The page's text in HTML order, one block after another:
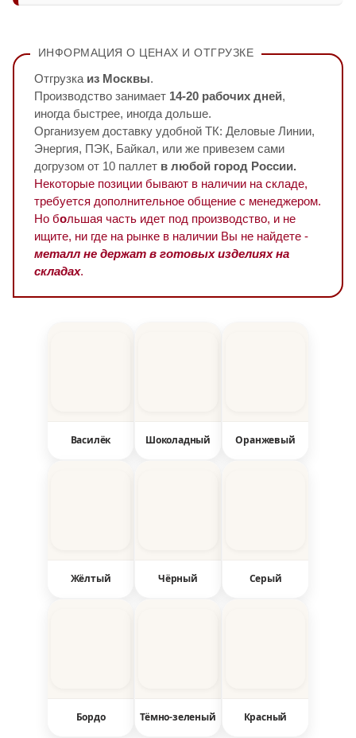
ИНФОРМАЦИЯ О ЦЕНАХ И ОТГРУЗКЕ
Отгрузка из Москвы.
Производство занимает 14-20 рабочих дней,
иногда быстрее, иногда дольше.
Организуем доставку удобной ТК: Деловые Линии,
Энергия, ПЭК, Байкал, или же привезем сами
догрузом от 10 паллет в любой город России.
Некоторые позиции бывают в наличии на складе,
требуется дополнительное общение с менеджером.
Но большая часть идет под производство, и не
ищите, ни где на рынке в наличии Вы не найдете -
металл не держат в готовых изделиях на
складах.
Василёк Шоколадный Оранжевый
Жёлтый Чёрный Серый
Бордо Тёмно-зеленый Красный